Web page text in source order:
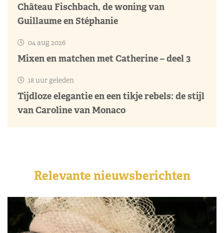
Château Fischbach, de woning van
Guillaume en Stéphanie
04 aug 2026
Mixen en matchen met Catherine – deel 3
18 uur geleden
Tijdloze elegantie en een tikje rebels: de stijl
van Caroline van Monaco
Relevante nieuwsberichten